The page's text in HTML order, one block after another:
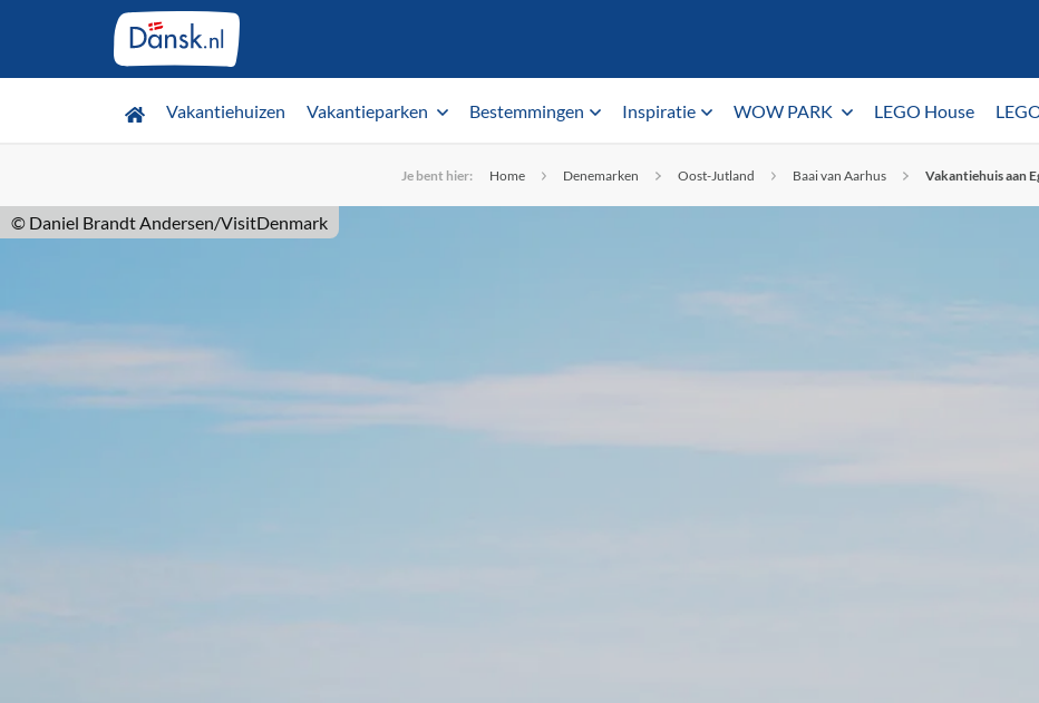
Vakantiehuizen Vakantieparken Bestemmingen Inspiratie WOW PARK LEGO House
Je bent hier: Home Denemarken Oost-Jutland Baai van Aarhus Vakantiehuis aan
© Daniel Brandt Andersen/VisitDenmark